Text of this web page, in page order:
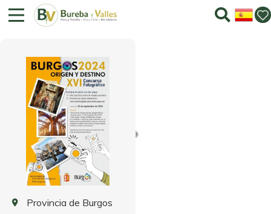
XVI Concurso fotográfico
Provincia de Burgos